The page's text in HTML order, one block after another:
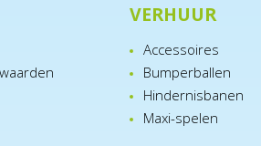
VERHUUR
Accessoires
Bumperballen
Hindernisbanen
Maxi-spelen